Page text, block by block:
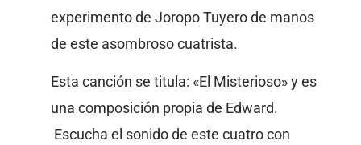
experimento de Joropo Tuyero de manos
de este asombroso cuatrista.
Esta canción se titula: «El Misterioso» y es
una composición propia de Edward.
Escucha el sonido de este cuatro con